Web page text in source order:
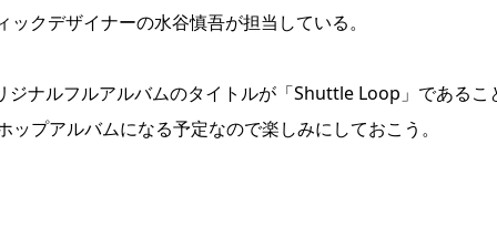
クデザイナーの水谷慎吾が担当している。
ナルフルアルバムのタイトルが「Shuttle Loop」であるこ
ップアルバムになる予定なので楽しみにしておこう。